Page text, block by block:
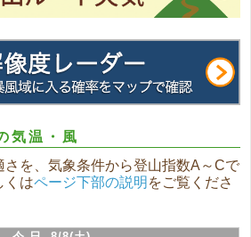
気温・風
を、気象条件から登山指数A～Cで
くはページ下部の説明 をご覧くださ